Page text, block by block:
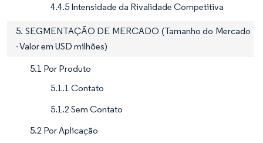
4.4.5 Intensidade da Rivalidade Competitiva
5. SEGMENTAÇÃO DE MERCADO (Tamanho do Mercado
- Valor em USD milhões)
5.1 Por Produto
5.1.1 Contato
5.1.2 Sem Contato
5.2 Por Aplicação